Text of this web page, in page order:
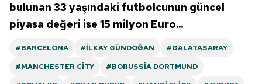
bulunan 33 yaşındaki futbolcunun güncel
piyasa değeri ise 15 milyon Euro...
#BARCELONA #İLKAY GÜNDOĞAN
#GALATASARAY
#MANCHESTER CITY
#BORUSSIA DORTMUND